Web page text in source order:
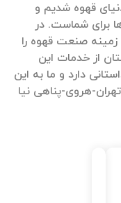
دنیای قهوه شدیم و
برای شماست. در
زمینه صنعت قهوه را
از خدمات این
دارد و ما به این
هروی-پناهی نیا